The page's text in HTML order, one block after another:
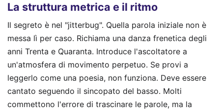
La struttura metrica e il ritmo
Il segreto è nel "jitterbug". Quella parola iniziale non è
messa lì per caso. Richiama una danza frenetica degli
anni Trenta e Quaranta. Introduce l'ascoltatore a
un'atmosfera di movimento perpetuo. Se provi a
leggerlo come una poesia, non funziona. Deve essere
cantato seguendo il sincopato del basso. Molti
commettono l'errore di trascinare le parole, ma la